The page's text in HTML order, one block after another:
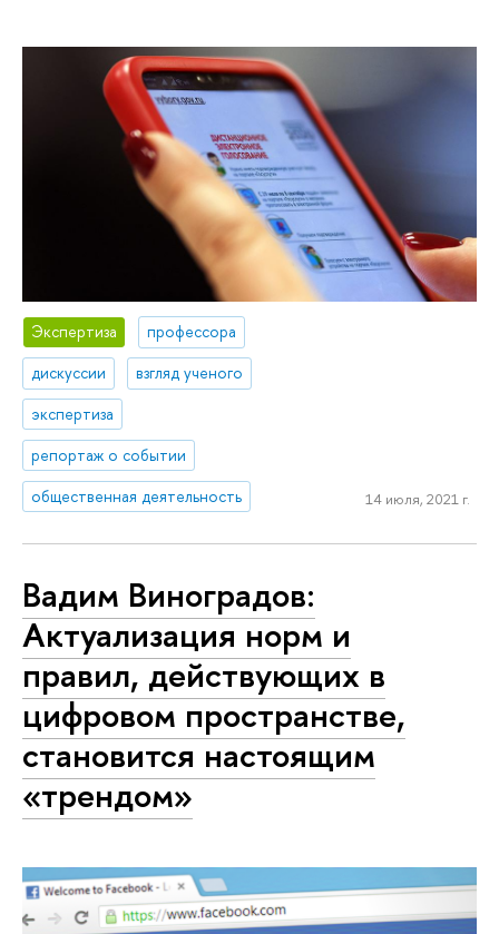
Экспертиза
профессора
дискуссии
взгляд ученого
экспертиза
репортаж о событии
общественная деятельность
14 июля, 2021 г.
Вадим Виноградов:
Актуализация норм и
правил, действующих в
цифровом пространстве,
становится настоящим
«трендом»